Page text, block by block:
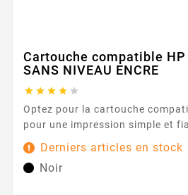
Cartouche compatible HP
SANS NIVEAU ENCRE
    
Optez pour la cartouche compatible HP 302 BK noir
pour une impression simple et
Conçue pour les imprimantes utilisant la
, elle offre une expérience fluide
pour vos documents de bureau,
Derniers articles en stock
Noir